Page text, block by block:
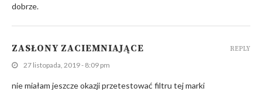
dobrze.
ZASŁONY ZACIEMNIAJĄCE
27 listopada, 2019 - 8:09 pm
nie miałam jeszcze okazji przetestować filtru tej marki
REPLY